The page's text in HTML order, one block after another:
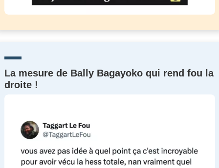
La mesure de Bally Bagayoko qui rend fou la
droite !